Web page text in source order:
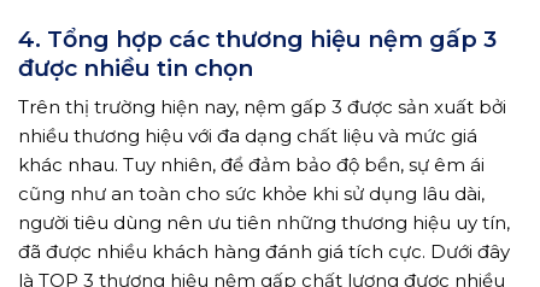
4. Tổng hợp các thương hiệu nệm gấp 3
được nhiều tin chọn
Trên thị trường hiện nay, nệm gấp 3 được sản xuất bởi
nhiều thương hiệu với đa dạng chất liệu và mức giá
khác nhau. Tuy nhiên, để đảm bảo độ bền, sự êm ái
cũng như an toàn cho sức khỏe khi sử dụng lâu dài,
người tiêu dùng nên ưu tiên những thương hiệu uy tín,
đã được nhiều khách hàng đánh giá tích cực. Dưới đây
là TOP 3 thương hiệu nệm gấp chất lượng được nhiều